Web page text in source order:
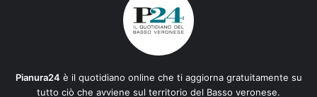
Pianura24 è il quotidiano online che ti aggiorna gratuitamente su
tutto ciò che avviene sul territorio del Basso veronese.